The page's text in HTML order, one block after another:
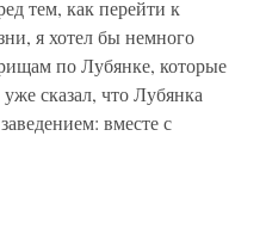
тем, как перейти к
я хотел бы немного
по Лубянке, которые
сказал, что Лубянка
вместе с